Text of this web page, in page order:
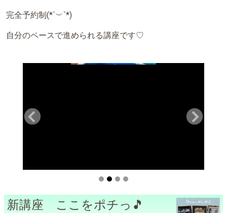
⁡完全予約制(*´︶`*)⁡⁡
⁡自分のペースで進められる講座です♡⁡
新講座 ここをポチっ🎵